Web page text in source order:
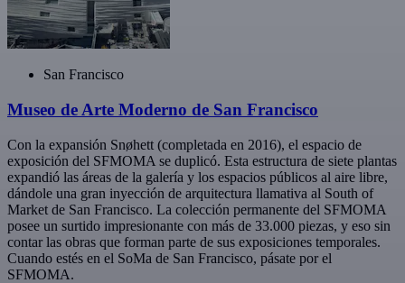
San Francisco
Museo de Arte Moderno de San Francisco
Con la expansión Snøhett (completada en 2016), el espacio de
exposición del SFMOMA se duplicó. Esta estructura de siete plantas
expandió las áreas de la galería y los espacios públicos al aire libre,
dándole una gran inyección de arquitectura llamativa al South of
Market de San Francisco. La colección permanente del SFMOMA
posee un surtido impresionante con más de 33.000 piezas, y eso sin
contar las obras que forman parte de sus exposiciones temporales.
Cuando estés en el SoMa de San Francisco, pásate por el
SFMOMA.